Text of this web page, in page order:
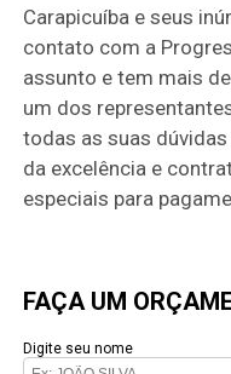
Carapicuíba e seus
contato com a
assunto e tem mais
um dos
todas as suas
da excelência e
especiais para
FAÇA UM
Digite seu nome